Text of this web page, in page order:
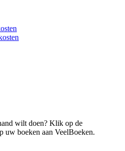
wilt doen? Klik op de
uw boeken aan VeelBoeken.